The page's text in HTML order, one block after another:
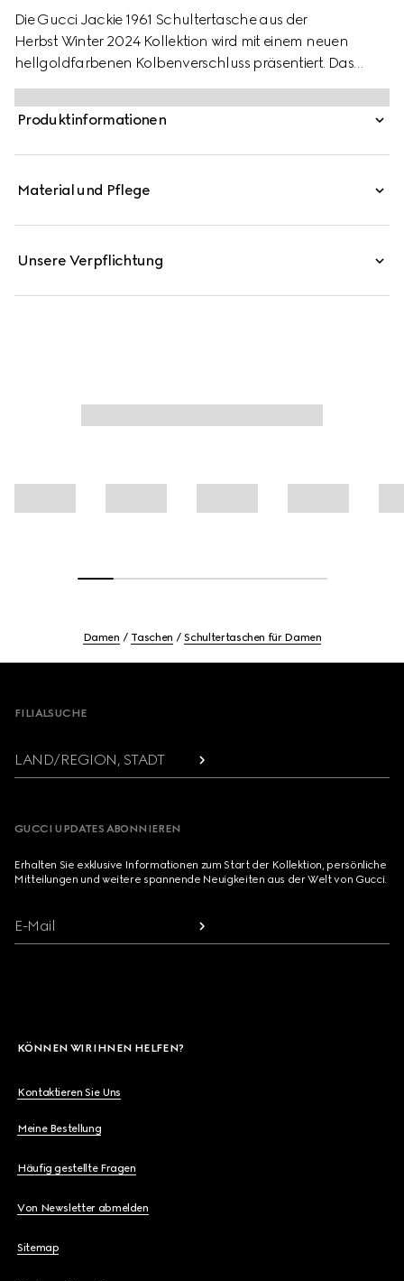
Die Gucci Jackie 1961 Schultertasche aus der
Herbst Winter 2024 Kollektion wird mit einem neuen
hellgoldfarbenen Kolbenverschluss präsentiert. Das
Design ist aus feinem Leder in Gucci Rosso Ancora Rot
gefertigt, das die Handwerkskunst und die elegante,
halbmondförmige Silhouette der charakteristischen
Web ermöglicht dieses mittelgroße Modell
Produktinformationen
Material und Pflege
Unsere Verpflichtung
Damen Taschen Schultertaschen für Damen
FILIALSUCHE
LAND/REGION, STADT
GUCCI UPDATES ABONNIEREN
Erhalten Sie exklusive Informationen zum Start der Kollektion, persönliche
Mitteilungen und weitere spannende Neuigkeiten aus der Welt von Gucci.
E-Mail
KÖNNEN WIR IHNEN HELFEN?
Kontaktieren Sie Uns
Meine Bestellung
Häufig gestellte Fragen
Von Newsletter abmelden
Sitemap